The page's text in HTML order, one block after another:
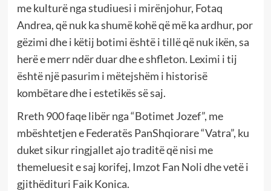
me kulturë nga studiuesi i mirënjohur, Fotaq
Andrea, që nuk ka shumë kohë që më ka ardhur, por
gëzimi dhe i këtij botimi është i tillë që nuk ikën, sa
herë e merr ndër duar dhe e shfleton. Leximi i tij
është një pasurim i mëtejshëm i historisë
kombëtare dhe i estetikës së saj.
Rreth 900 faqe libër nga “Botimet Jozef”, me
mbështetjen e Federatës PanShqiorare “Vatra”, ku
duket sikur ringjallet ajo traditë që nisi me
themeluesit e saj korifej, Imzot Fan Noli dhe vetë i
gjithëdituri Faik Konica.